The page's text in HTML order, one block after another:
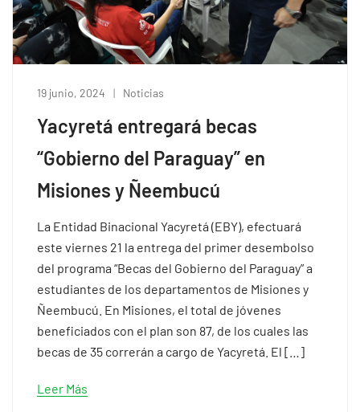
19 junio, 2024 Noticias
Yacyretá entregará becas
“Gobierno del Paraguay” en
Misiones y Ñeembucú
La Entidad Binacional Yacyretá (EBY), efectuará
este viernes 21 la entrega del primer desembolso
del programa “Becas del Gobierno del Paraguay” a
estudiantes de los departamentos de Misiones y
Ñeembucú. En Misiones, el total de jóvenes
beneficiados con el plan son 87, de los cuales las
becas de 35 correrán a cargo de Yacyretá. El […]
Leer Más